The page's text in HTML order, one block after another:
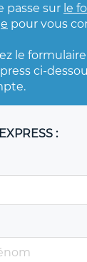
passe sur le
pour vous
le formulaire
ci-
: